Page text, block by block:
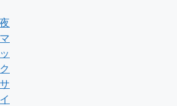
夜
マ
ッ
ク
サ
イ